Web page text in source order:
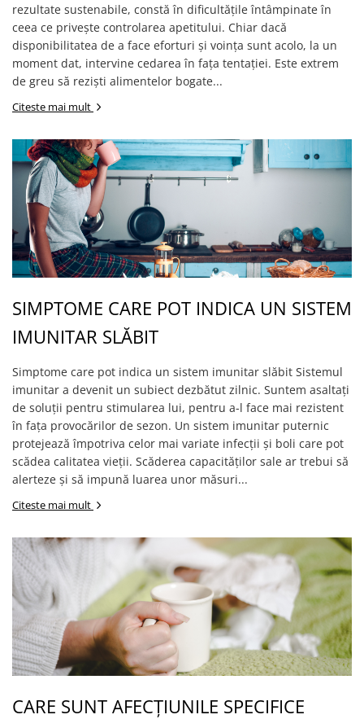
rezultate sustenabile, constă în dificultățile întâmpinate în
ceea ce privește controlarea apetitului. Chiar dacă
disponibilitatea de a face eforturi și voința sunt acolo, la un
moment dat, intervine cedarea în fața tentației. Este extrem
de greu să reziști alimentelor bogate...
Citeste mai mult
SIMPTOME CARE POT INDICA UN SISTEM
IMUNITAR SLĂBIT
Simptome care pot indica un sistem imunitar slăbit Sistemul
imunitar a devenit un subiect dezbătut zilnic. Suntem asaltați
de soluții pentru stimularea lui, pentru a-l face mai rezistent
în fața provocărilor de sezon. Un sistem imunitar puternic
protejează împotriva celor mai variate infecții și boli care pot
scădea calitatea vieții. Scăderea capacităților sale ar trebui să
alerteze și să impună luarea unor măsuri...
Citeste mai mult
CARE SUNT AFECȚIUNILE SPECIFICE